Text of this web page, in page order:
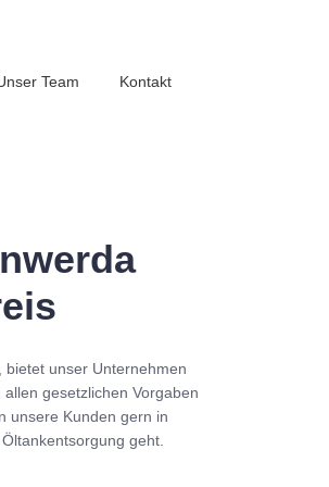
Team Kontakt
bietet unser Unternehmen
gesetzlichen Vorgaben
unsere Kunden gern in
geht.